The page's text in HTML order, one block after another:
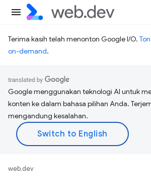
Terima kasih telah menonton Google I/O.
on-demand.
Google menggunakan teknologi AI untuk
konten ke dalam bahasa pilihan Anda.
mengandung kesalahan.
web.dev